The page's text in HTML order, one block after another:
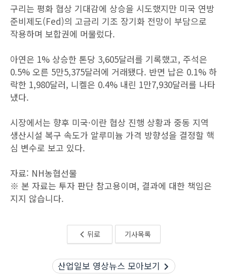
구리는 평화 협상 기대감에 상승을 시도했지만 미국 연방
준비제도(Fed)의 고금리 기조 장기화 전망이 부담으로
작용하며 보합권에 머물렀다.
아연은 1% 상승한 톤당 3,605달러를 기록했고, 주석은
0.5% 오른 5만5,375달러에 거래됐다. 반면 납은 0.1% 하
락한 1,980달러, 니켈은 0.4% 내린 1만7,930달러를 나타
냈다.
시장에서는 향후 미국·이란 협상 진행 상황과 중동 지역
생산시설 복구 속도가 알루미늄 가격 방향성을 결정할 핵
심 변수로 보고 있다.
자료: NH농협선물
※ 본 자료는 투자 판단 참고용이며, 결과에 대한 책임은
지지 않습니다.
뒤로 기사목록
산업일보 영상뉴스 모아보기